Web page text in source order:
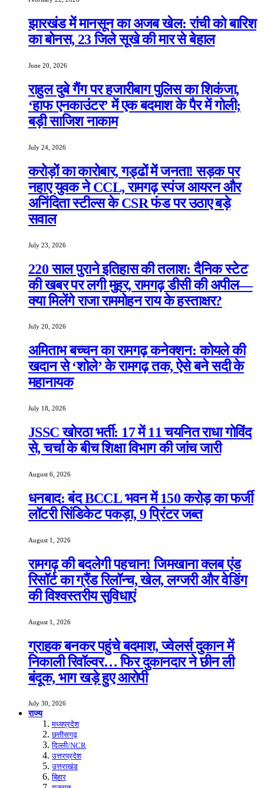
झारखंड में मानसून का अजब खेल: रांची को बारिश
का बोनस, 23 जिले सूखे की मार से बेहाल
June 20, 2026
राहुल दुबे गैंग पर हजारीबाग पुलिस का शिकंजा,
‘हाफ एनकाउंटर’ में एक बदमाश के पैर में गोली;
बड़ी साजिश नाकाम
July 24, 2026
करोड़ों का कारोबार, गड्ढों में जनता! सड़क पर
नहाए युवक ने CCL, रामगढ़ स्पंज आयरन और
अनिंदिता स्टील्स के CSR फंड पर उठाए बड़े
सवाल
July 23, 2026
220 साल पुराने इतिहास की तलाश: दैनिक स्टेट
की खबर पर लगी मुहर, रामगढ़ डीसी की अपील—
क्या मिलेंगे राजा राममोहन राय के हस्ताक्षर?
July 20, 2026
अमिताभ बच्चन का रामगढ़ कनेक्शन: कोयले की
खदान से ‘शोले’ के रामगढ़ तक, ऐसे बने सदी के
महानायक
July 18, 2026
JSSC खोरठा भर्ती: 17 में 11 चयनित राधा गोविंद
से, चर्चा के बीच शिक्षा विभाग की जांच जारी
August 6, 2026
धनबाद: बंद BCCL भवन में 150 करोड़ का फर्जी
लॉटरी सिंडिकेट पकड़ा, 9 प्रिंटर जब्त
August 1, 2026
रामगढ़ की बदलेगी पहचान! जिमखाना क्लब एंड
रिसॉर्ट का ग्रैंड रिलॉन्च, खेल, लग्जरी और वेडिंग
की विश्वस्तरीय सुविधाएं
August 1, 2026
ग्राहक बनकर पहुंचे बदमाश, ज्वेलर्स दुकान में
निकाली रिवॉल्वर… फिर दुकानदार ने छीन ली
बंदूक, भाग खड़े हुए आरोपी
July 30, 2026
राज्य
मध्यप्रदेश
छत्तीसगढ़
दिल्ली/NCR
उत्तरप्रदेश
उत्तराखंड
बिहार